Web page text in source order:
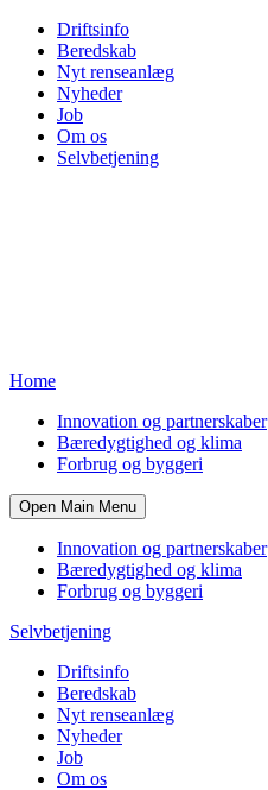
Driftsinfo
Beredskab
Nyt renseanlæg
Nyheder
Job
Om os
Selvbetjening
Home
Innovation og partnerskaber
Bæredygtighed og klima
Forbrug og byggeri
Open Main Menu
Innovation og partnerskaber
Bæredygtighed og klima
Forbrug og byggeri
Selvbetjening
Driftsinfo
Beredskab
Nyt renseanlæg
Nyheder
Job
Om os